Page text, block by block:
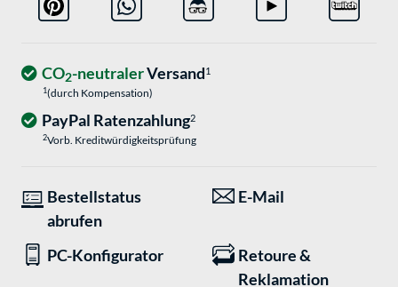
CO2-neutralerVersand1
1(durch Kompensation)
PayPal Ratenzahlung2
2Vorb. Kreditwürdigkeitsprüfung
Bestellstatus
abrufen
E-Mail
PC-Konfigurator
Retoure &
Reklamation